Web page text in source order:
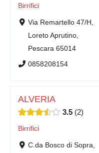
Birrifici
Via Remartello 47/H,
Loreto Aprutino,
Pescara 65014
0858208154
ALVERIA
3.5 2
Birrifici
C.da Bosco di Sopra,